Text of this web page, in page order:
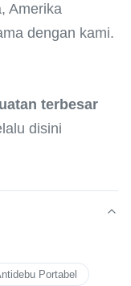
Amerika
dengan kami.
terbesar
disini
Portabel